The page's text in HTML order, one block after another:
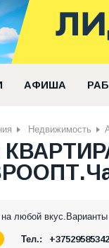
АФИША
Недвижимость
любой
Тел.: